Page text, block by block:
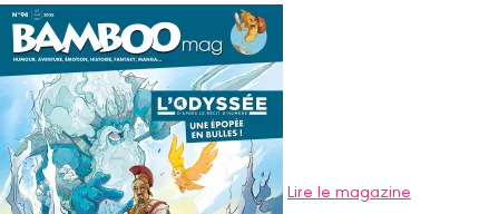
Lire le magazine